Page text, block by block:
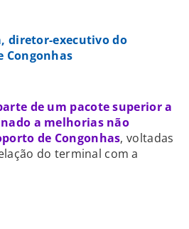
diretor-executivo do
Congonhas
de um pacote superior a
a melhorias não
de Congonhas, voltadas
do terminal com a